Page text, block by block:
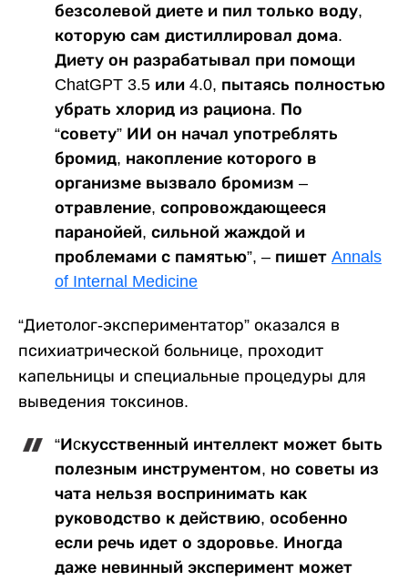
безсолевой диете и пил только воду,
которую сам дистиллировал дома.
Диету он разрабатывал при помощи
ChatGPT 3.5 или 4.0, пытаясь полностью
убрать хлорид из рациона. По
“совету” ИИ он начал употреблять
бромид, накопление которого в
организме вызвало бромизм –
отравление, сопровождающееся
паранойей, сильной жаждой и
проблемами с памятью”, – пишет Annals
of Internal Medicine
“Диетолог-экспериментатор” оказался в
психиатрической больнице, проходит
капельницы и специальные процедуры для
выведения токсинов.
“Иcкусственный интеллект может быть
полезным инструментом, но советы из
чата нельзя воспринимать как
руководство к действию, особенно
если речь идет о здоровье. Иногда
даже невинный эксперимент может